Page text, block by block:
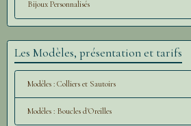
Bijoux Personnalisés
Les Modèles, présentation et tarifs
Modèles : Colliers et Sautoirs
Modèles : Boucles d'Oreilles